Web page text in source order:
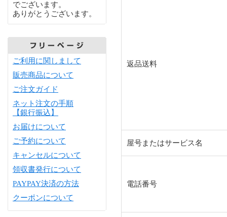
でございます。
ありがとうございます。
ご利用に関しまして
販売商品について
ご注文ガイド
ネット注文の手順
【銀行振込】
お届けについて
ご予約について
キャンセルについて
領収書発行について
PAYPAY決済の方法
クーポンについて
返品送料
屋号またはサービス名
電話番号